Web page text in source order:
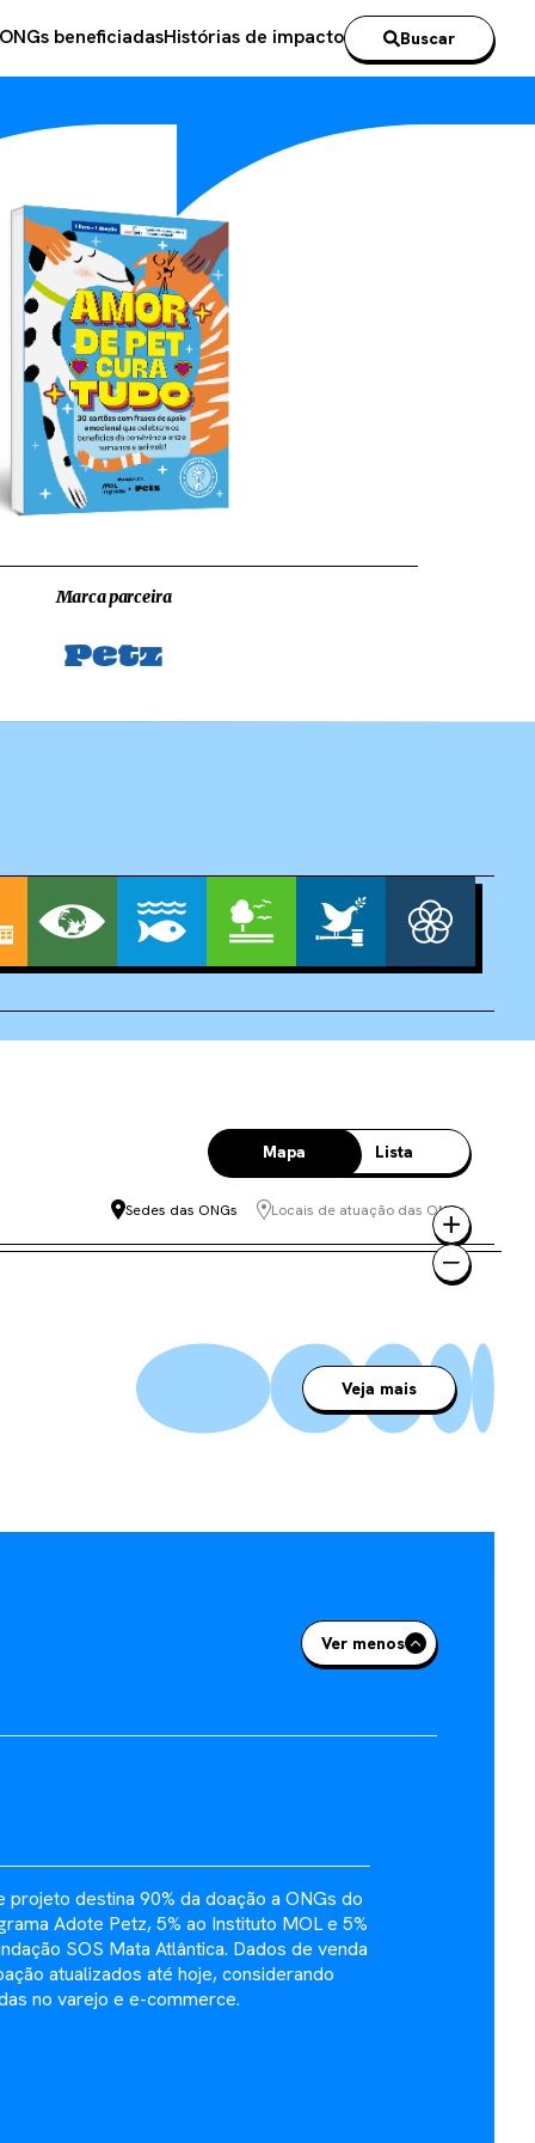
ONGs beneficiadasHistórias de impacto Buscar
Marca parceira
Mapa Lista
Sedes das ONGs Locais de atuação das ONGs
Veja mais
Ver menos
projeto destina 90% da doação a ONGs do
Adote Petz, 5% ao Instituto MOL e 5%
SOS Mata Atlântica. Dados de venda
atualizados até hoje, considerando
no varejo e e-commerce.